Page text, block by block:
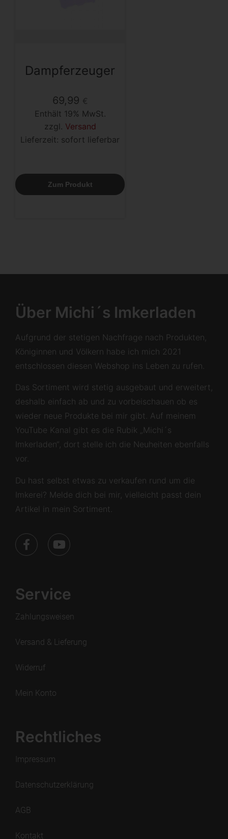
Dampferzeuger
69,99 €
Enthält 19% MwSt.
zzgl. Versand
Lieferzeit: sofort lieferbar
Zum Produkt
Über Michi´s Imkerladen
Aufgrund der stetigen Nachfrage nach Produkten,
Königinnen und Völkern habe ich mich 2021
entschlossen diesen Webshop ins Leben zu rufen.
Das Sortiment wird stetig ausgebaut und erweitert,
deshalb einfach ab und zu vorbeischauen ob es
wieder neue Produkte bei mir gibt. Auf meinem
YouTube Kanal gibt es die Rubik „Michi´s
Imkerladen“, dort stelle ich die Neuheiten ebenfalls
vor.
Du hast selbst etwas zu verkaufen rund um die
Imkerei? Melde dich bei mir, vielleicht passt dein
Artikel in mein Sortiment.
Service
Zahlungsweisen
Versand & Lieferung
Widerruf
Mein Konto
Rechtliches
Impressum
Datenschutzerklärung
AGB
Kontakt